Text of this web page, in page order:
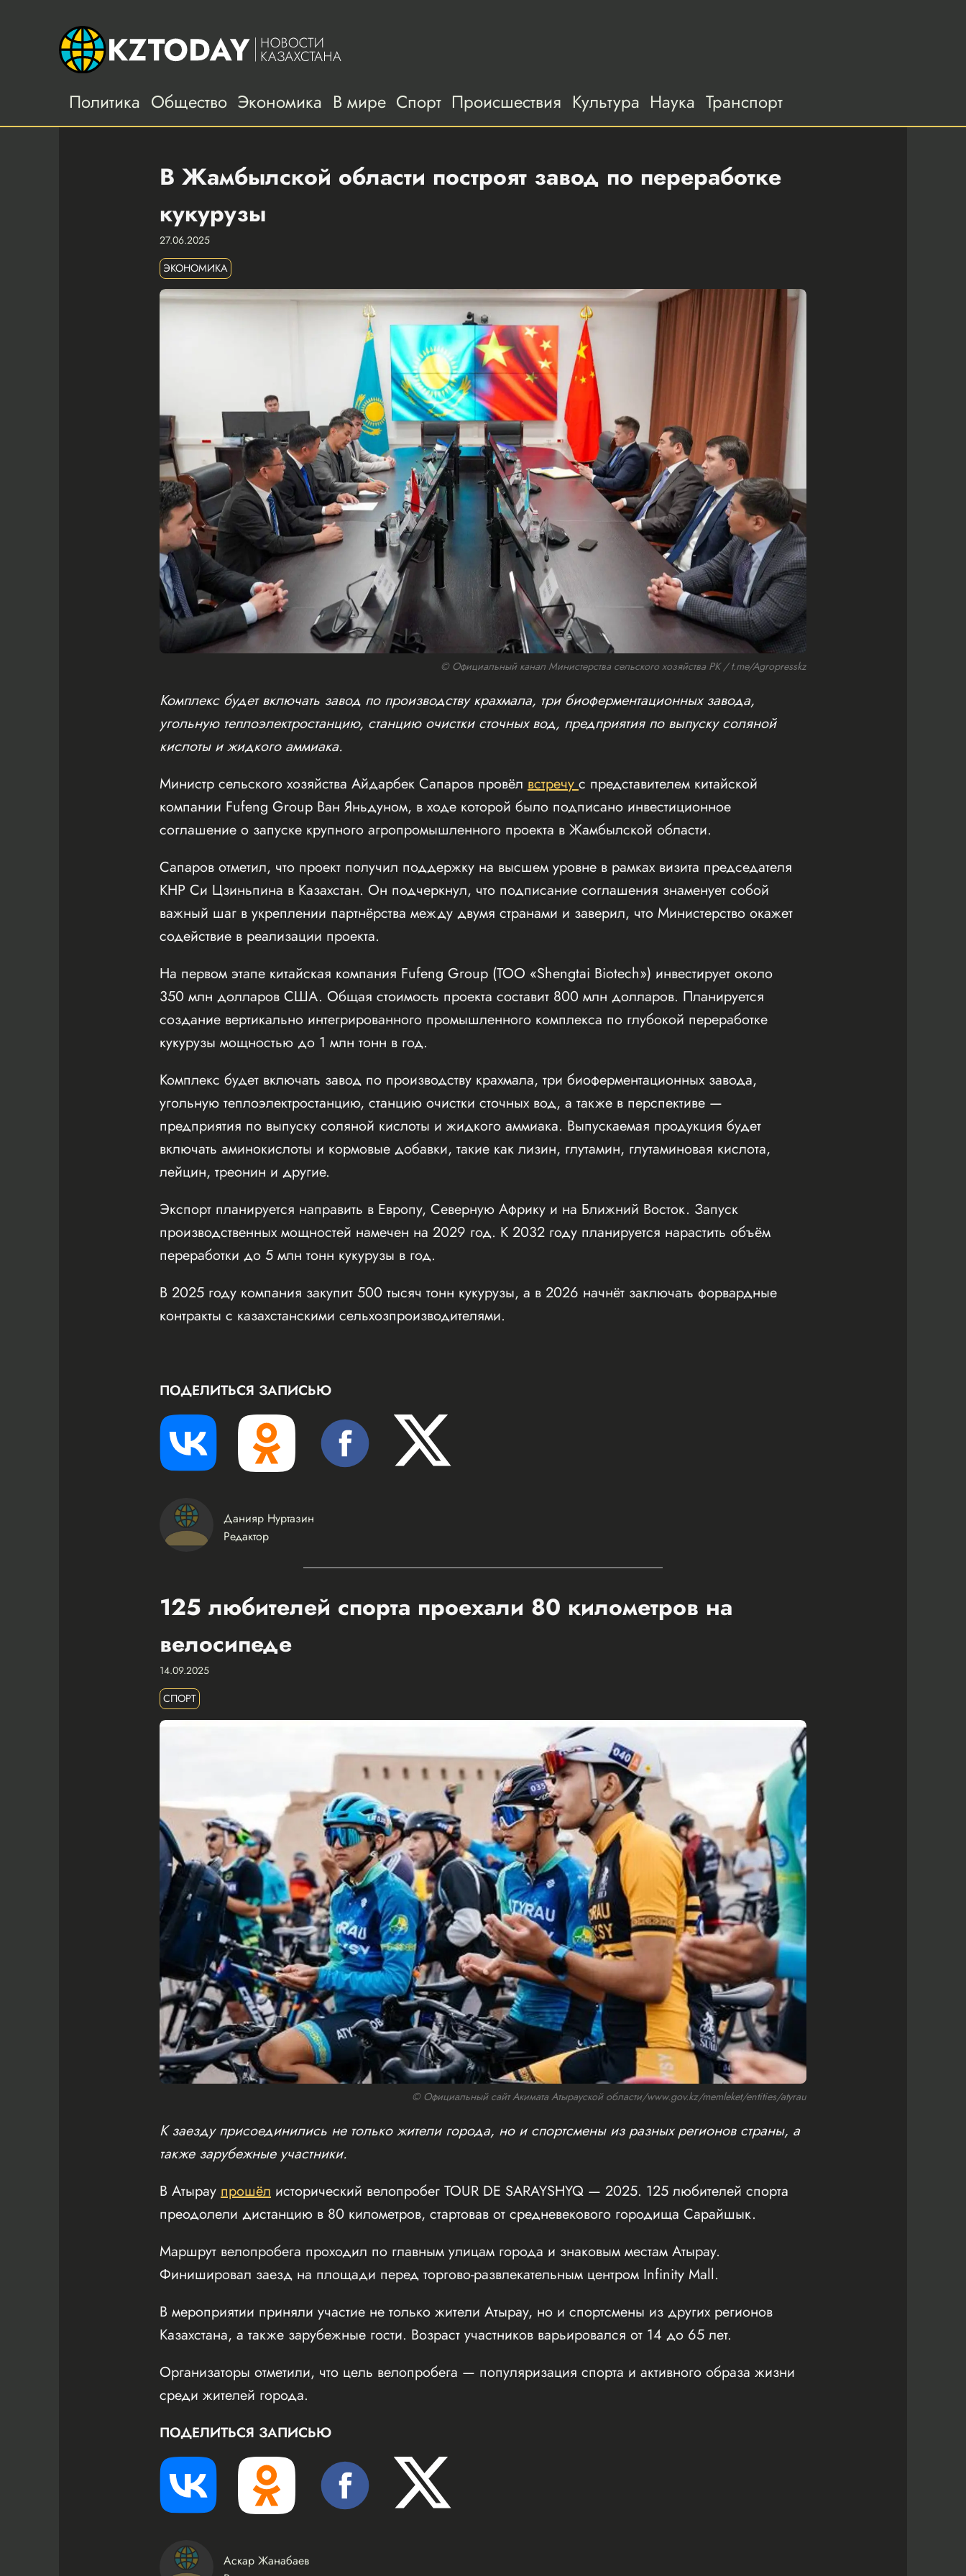
Политика Общество Экономика В мире Спорт Происшествия Культура Наука Транспорт
В Жамбылской области построят завод по переработке
кукурузы
27.06.2025
ЭКОНОМИКА
© Официальный канал Министерства сельского хозяйства РК / t.me/Agropresskz
Комплекс будет включать завод по производству крахмала, три биоферментационных завода,
угольную теплоэлектростанцию, станцию очистки сточных вод, предприятия по выпуску соляной
кислоты и жидкого аммиака.
Министр сельского хозяйства Айдарбек Сапаров провёл встречу с представителем китайской
компании Fufeng Group Ван Яньдуном, в ходе которой было подписано инвестиционное
соглашение о запуске крупного агропромышленного проекта в Жамбылской области.
Сапаров отметил, что проект получил поддержку на высшем уровне в рамках визита председателя
КНР Си Цзиньпина в Казахстан. Он подчеркнул, что подписание соглашения знаменует собой
важный шаг в укреплении партнёрства между двумя странами и заверил, что Министерство окажет
содействие в реализации проекта.
На первом этапе китайская компания Fufeng Group (ТОО «Shengtai Biotech») инвестирует около
350 млн долларов США. Общая стоимость проекта составит 800 млн долларов. Планируется
создание вертикально интегрированного промышленного комплекса по глубокой переработке
кукурузы мощностью до 1 млн тонн в год.
Комплекс будет включать завод по производству крахмала, три биоферментационных завода,
угольную теплоэлектростанцию, станцию очистки сточных вод, а также в перспективе —
предприятия по выпуску соляной кислоты и жидкого аммиака. Выпускаемая продукция будет
включать аминокислоты и кормовые добавки, такие как лизин, глутамин, глутаминовая кислота,
лейцин, треонин и другие.
Экспорт планируется направить в Европу, Северную Африку и на Ближний Восток. Запуск
производственных мощностей намечен на 2029 год. К 2032 году планируется нарастить объём
переработки до 5 млн тонн кукурузы в год.
В 2025 году компания закупит 500 тысяч тонн кукурузы, а в 2026 начнёт заключать форвардные
контракты с казахстанскими сельхозпроизводителями.
ПОДЕЛИТЬСЯ ЗАПИСЬЮ
Данияр Нуртазин
Редактор
125 любителей спорта проехали 80 километров на
велосипеде
14.09.2025
СПОРТ
© Официальный сайт Акимата Атырауской области/www.gov.kz/memleket/entities/atyrau
К заезду присоединились не только жители города, но и спортсмены из разных регионов страны, а
также зарубежные участники.
В Атырау прошёл исторический велопробег TOUR DE SARAYSHYQ — 2025. 125 любителей спорта
преодолели дистанцию в 80 километров, стартовав от средневекового городища Сарайшык.
Маршрут велопробега проходил по главным улицам города и знаковым местам Атырау.
Финишировал заезд на площади перед торгово-развлекательным центром Infinity Mall.
В мероприятии приняли участие не только жители Атырау, но и спортсмены из других регионов
Казахстана, а также зарубежные гости. Возраст участников варьировался от 14 до 65 лет.
Организаторы отметили, что цель велопробега — популяризация спорта и активного образа жизни
среди жителей города.
ПОДЕЛИТЬСЯ ЗАПИСЬЮ
Аскар Жанабаев